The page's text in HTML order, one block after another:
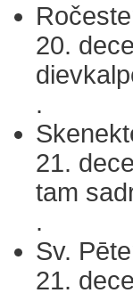
20.
.
21.
tam
.
Sv.
21.